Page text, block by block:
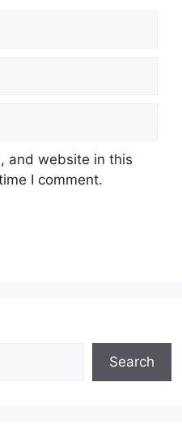
and website in this
I comment.
Search